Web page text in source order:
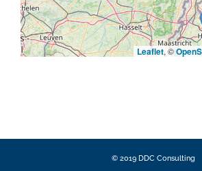
Leaflet, ©
© 2019 DDC Consulting